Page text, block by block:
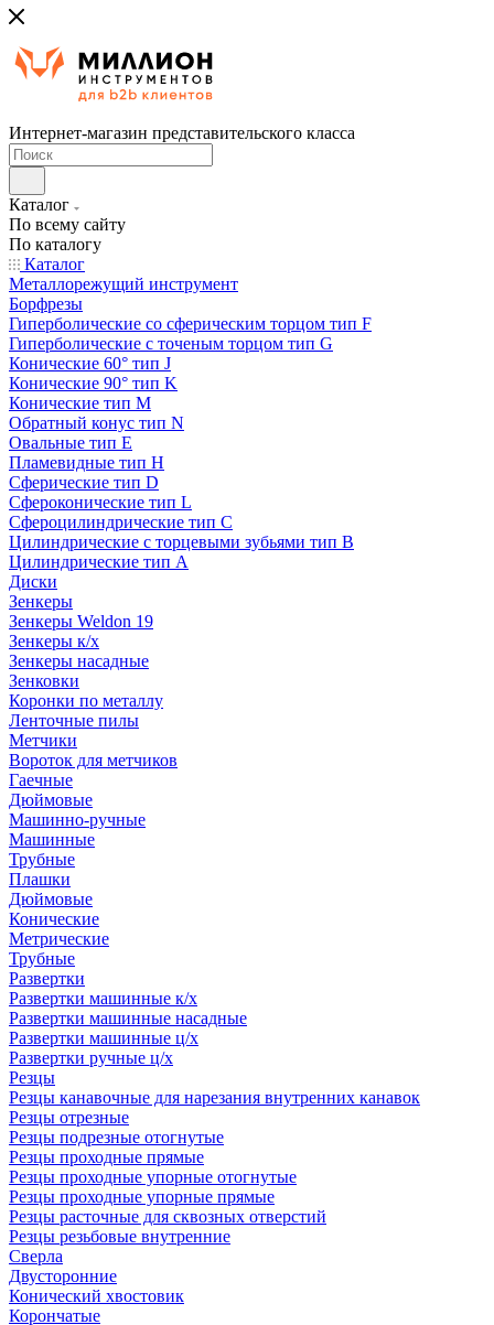
Интернет-магазин представительского класса
Каталог
По всему сайту
По каталогу
Каталог
Металлорежущий инструмент
Борфрезы
Гиперболические cо сферическим торцом тип F
Гиперболические с точеным торцом тип G
Конические 60° тип J
Конические 90° тип K
Конические тип M
Обратный конус тип N
Овальные тип E
Пламевидные тип H
Сферические тип D
Сфероконические тип L
Сфероцилиндрические тип C
Цилиндрические с торцевыми зубьями тип B
Цилиндрические тип А
Диски
Зенкеры
Зенкеры Weldon 19
Зенкеры к/х
Зенкеры насадные
Зенковки
Коронки по металлу
Ленточные пилы
Метчики
Вороток для метчиков
Гаечные
Дюймовые
Машинно-ручные
Машинные
Трубные
Плашки
Дюймовые
Конические
Метрические
Трубные
Развертки
Развертки машинные к/х
Развертки машинные насадные
Развертки машинные ц/х
Развертки ручные ц/х
Резцы
Резцы канавочные для нарезания внутренних канавок
Резцы отрезные
Резцы подрезные отогнутые
Резцы проходные прямые
Резцы проходные упорные отогнутые
Резцы проходные упорные прямые
Резцы расточные для сквозных отверстий
Резцы резьбовые внутренние
Сверла
Двусторонние
Конический хвостовик
Корончатые